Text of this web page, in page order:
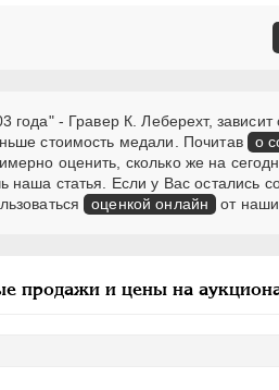
года" - Гравер К. Леберехт,
стоимость медали. Почитав о
оценить, сколько же на
наша статья. Если у Вас
оценкой онлайн от
продажи и цены на